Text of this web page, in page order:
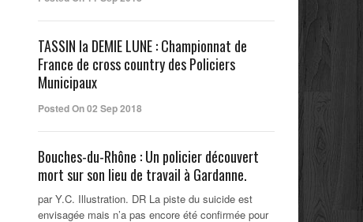
TASSIN la DEMIE LUNE : Championnat de
France de cross country des Policiers
Municipaux
Posted On 02 Sep 2018
Bouches-du-Rhône : Un policier découvert
mort sur son lieu de travail à Gardanne.
par Y.C. Illustration. DR La piste du suicide est
envisagée mais n’a pas encore été confirmée pour